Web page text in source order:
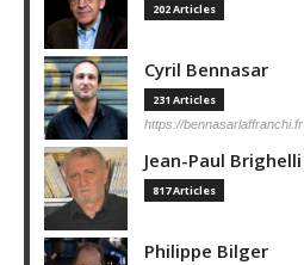
202 Articles
Cyril Bennasar
231 Articles
https://bennasarlaffranchi.fr
Jean-Paul Brighelli
817 Articles
Philippe Bilger